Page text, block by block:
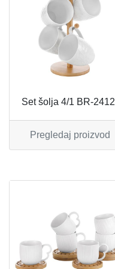
MIKSERI
MULTI STAJLERI
NUTRI PRACTIC
OSTALO ELEC
PANELNE GREJALICE
PIZZA PEKAČI
PODNE VAGE
NOŽEVI
OSTALO
POJEDINAČNI ESCAJG
POSLUŽAVNICI
RENDE
SERVERI
Set šolja 4/1 BR-2412
Pregledaj proizvod